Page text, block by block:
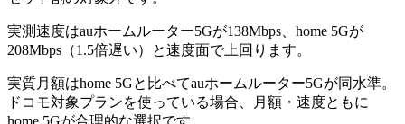
実測速度はauホームルーター5Gが138Mbps、home 5Gが
208Mbps（1.5倍遅い）と速度面で上回ります。
実質月額はhome 5Gと比べてauホームルーター5Gが同水準。
ドコモ対象プランを使っている場合、月額・速度ともに
home 5Gが合理的な選択です。